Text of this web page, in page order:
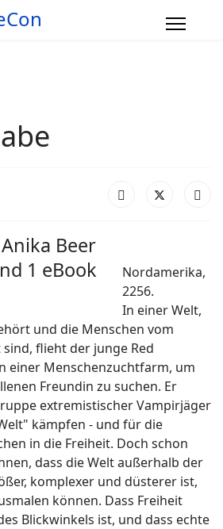
Beer
Nordamerika,
2256.
In einer Welt,
und die Menschen vom
flieht der junge Red
einer Menschenzuchtfarm, um
Freundin zu suchen. Er
extremistischer Vampirjäger
kämpfen - und für die
in die Freiheit. Doch schon
dass die Welt außerhalb der
komplexer und düsterer ist,
können. Dass Freiheit
Blickwinkels ist, und dass echte